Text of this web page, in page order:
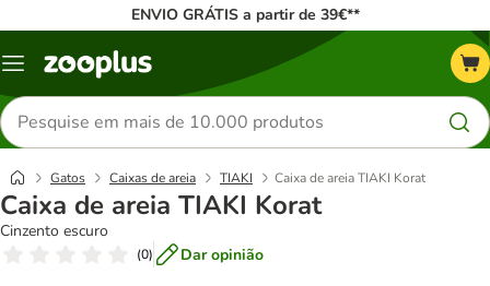
ENVIO GRÁTIS a partir de 39€**
Menu
Pesquisar
produtos
Gatos Caixas de areia TIAKI Caixa de areia TIAKI Korat
Caixa de areia TIAKI Korat
Cinzento escuro
(0) Dar opinião